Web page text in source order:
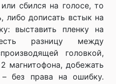
сбился на голосе, то
либо дописать встык на
выставить пленку на
разницу между
головкой,
магнитофона, добежать
без права на ошибку.